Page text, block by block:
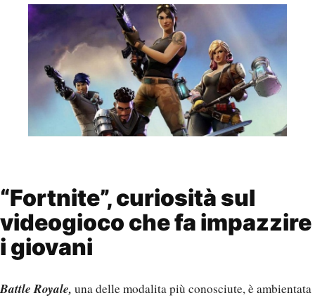
“Fortnite”, curiosità sul
videogioco che fa impazzire
i giovani
Battle Royale, una delle modalita più conosciute, è ambientata